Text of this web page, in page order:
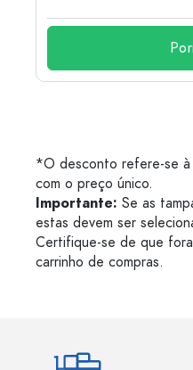
*O desconto refere-se à
com o preço único.
Importante: Se as
estas devem ser
Certifique-se de que
carrinho de compras.